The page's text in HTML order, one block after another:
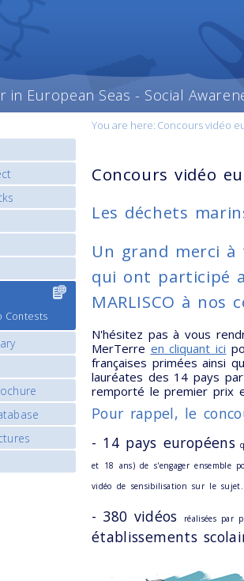
in European Seas - Social
You are here: Concours vidéo
round I
round II
round III
round IV
Map
Contests
for your
Concours vidéo
Les déchets
Un grand merci
qui ont participé
MARLISCO à nos
N'hésitez pas à vous
MerTerre en cliquant ici
françaises primées ainsi
lauréates des 14 pays
remporté le premier prix
Pour rappel, le
- 14 pays européens
et 18 ans) de s'engager ensemble
vidéo de sensibilisation sur le sujet.
- 380 vidéos réalisées par
établissements